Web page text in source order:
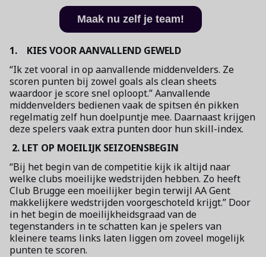
Maak nu zelf je team!
1. KIES VOOR AANVALLEND GEWELD
“Ik zet vooral in op aanvallende middenvelders. Ze
scoren punten bij zowel goals als clean sheets
waardoor je score snel oploopt.” Aanvallende
middenvelders bedienen vaak de spitsen én pikken
regelmatig zelf hun doelpuntje mee. Daarnaast krijgen
deze spelers vaak extra punten door hun skill-index.
2. LET OP MOEILIJK SEIZOENSBEGIN
“Bij het begin van de competitie kijk ik altijd naar
welke clubs moeilijke wedstrijden hebben. Zo heeft
Club Brugge een moeilijker begin terwijl AA Gent
makkelijkere wedstrijden voorgeschoteld krijgt.” Door
in het begin de moeilijkheidsgraad van de
tegenstanders in te schatten kan je spelers van
kleinere teams links laten liggen om zoveel mogelijk
punten te scoren.